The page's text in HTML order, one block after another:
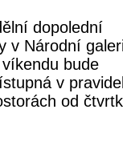
dopolední
v Národní
bude
v
od